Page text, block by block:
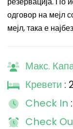
одговор на мејл
мејл, така е
Макс.
Кревети :
Check In
Check